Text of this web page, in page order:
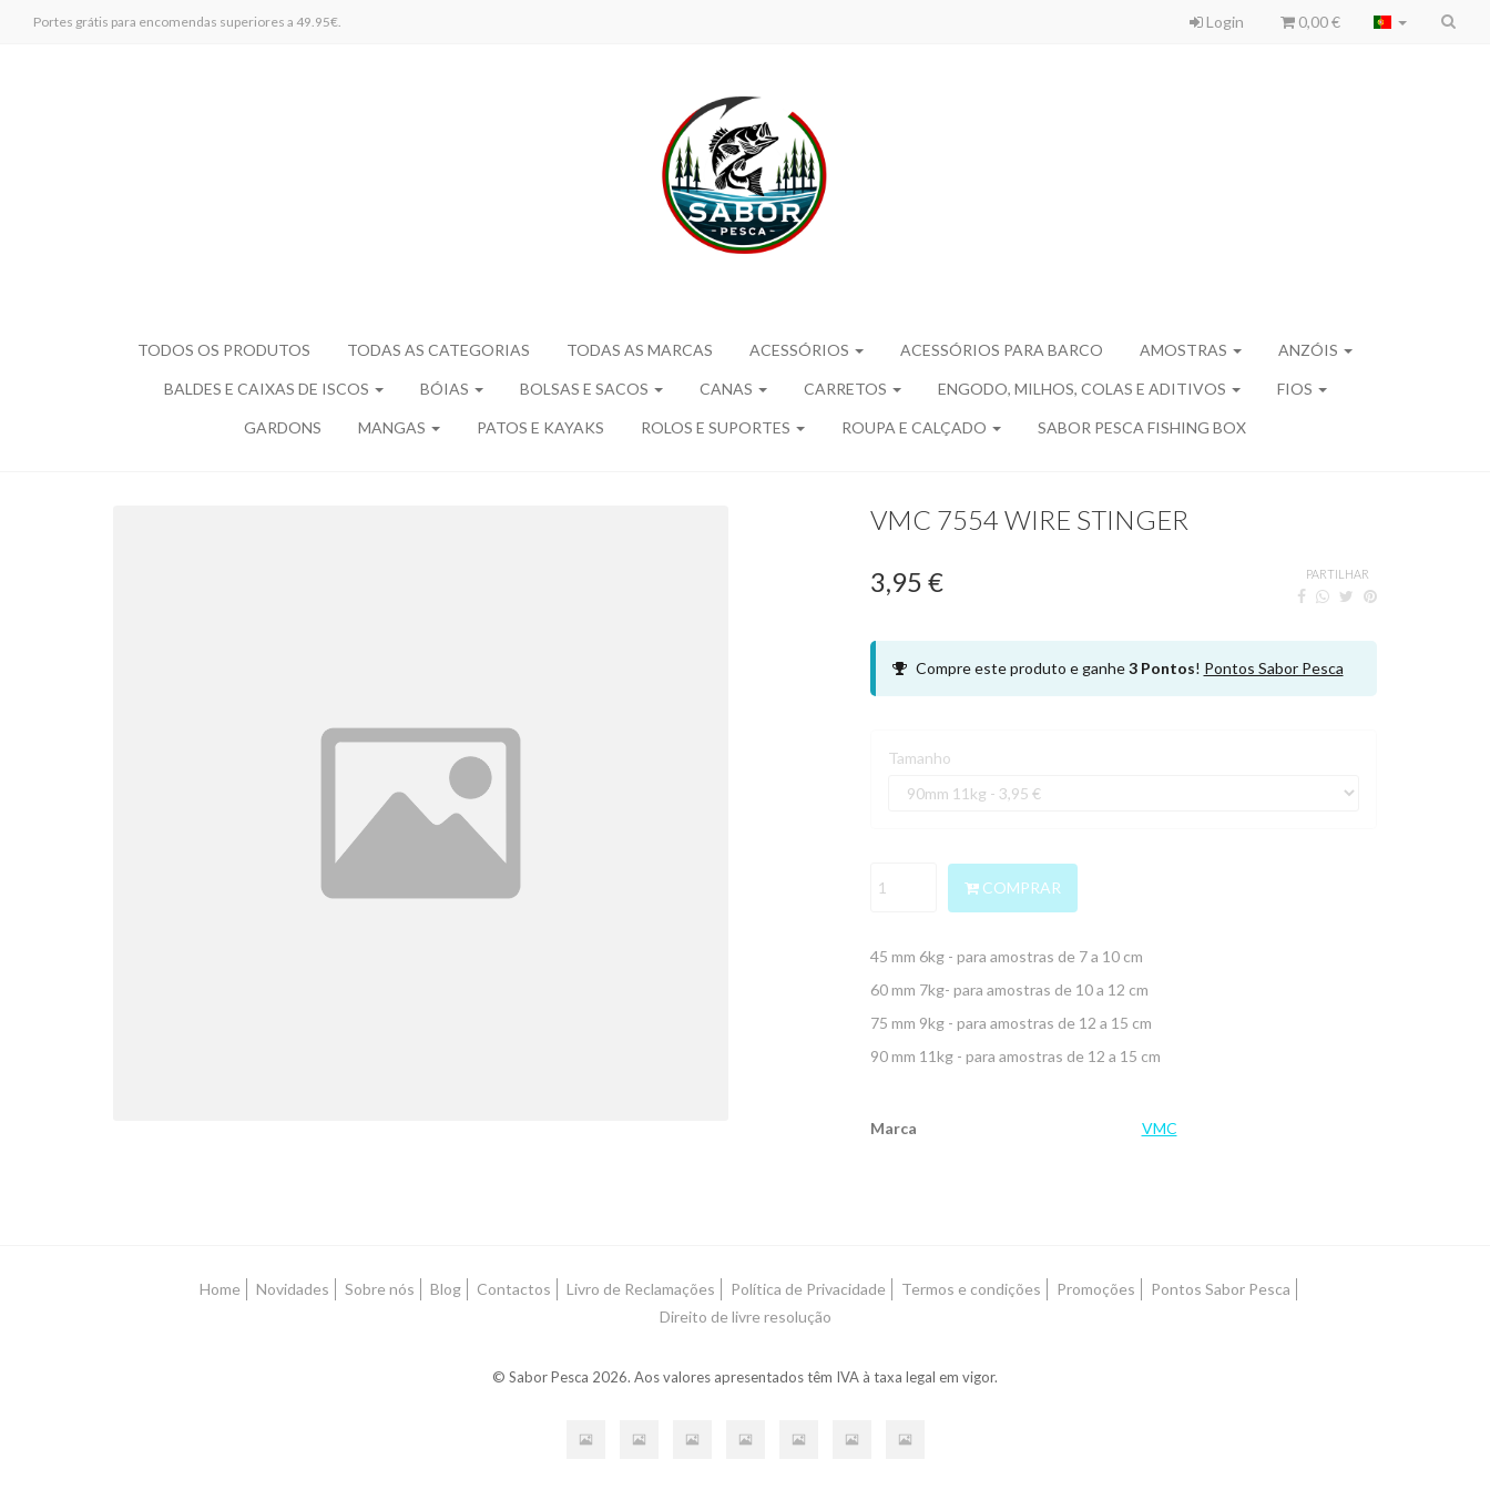
Portes grátis para encomendas superiores a 49.95€. Login 0,00 €
TODOS OS PRODUTOS TODAS AS CATEGORIAS TODAS AS MARCAS ACESSÓRIOS ACESSÓRIOS PARA BARCO AMOSTRAS ANZÓIS
BALDES E CAIXAS DE ISCOS BÓIAS BOLSAS E SACOS CANAS CARRETOS ENGODO, MILHOS, COLAS E ADITIVOS FIOS
GARDONS MANGAS PATOS E KAYAKS ROLOS E SUPORTES ROUPA E CALÇADO SABOR PESCA FISHING BOX
VMC 7554 WIRE STINGER
3,95 € PARTILHAR
Compre este produto e ganhe3 Pontos! Pontos Sabor Pesca
Tamanho
COMPRAR
45 mm 6kg - para amostras de 7 a 10 cm
60 mm 7kg- para amostras de 10 a 12 cm
75 mm 9kg - para amostras de 12 a 15 cm
90 mm 11kg - para amostras de 12 a 15 cm
Marca
VMC
Home Novidades Sobre nós Blog Contactos Livro de Reclamações Política de Privacidade Termos e condições Promoções
Pontos Sabor Pesca
Direito de livre resolução
© Sabor Pesca 2026. Aos valores apresentados têm IVA à taxa legal em vigor.